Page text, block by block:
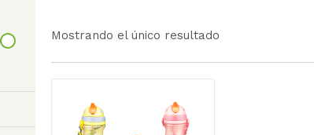
Mostrando el único resultado